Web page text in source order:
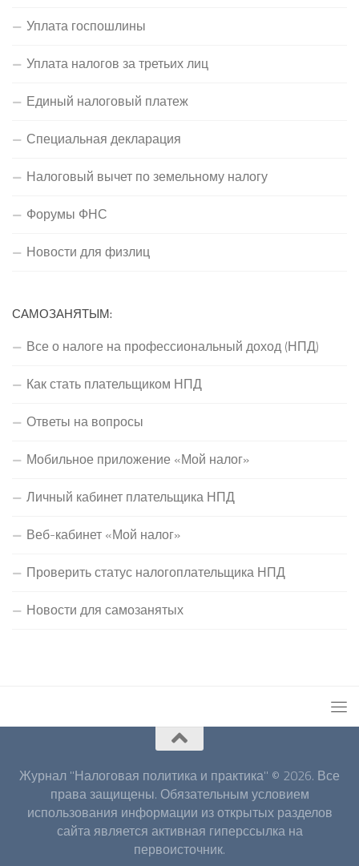
Уплата госпошлины
Уплата налогов за третьих лиц
Единый налоговый платеж
Специальная декларация
Налоговый вычет по земельному налогу
Форумы ФНС
Новости для физлиц
САМОЗАНЯТЫМ:
Все о налоге на профессиональный доход (НПД)
Как стать плательщиком НПД
Ответы на вопросы
Мобильное приложение «Мой налог»
Личный кабинет плательщика НПД
Веб-кабинет «Мой налог»
Проверить статус налогоплательщика НПД
Новости для самозанятых
Журнал "Налоговая политика и практика" © 2026. Все
права защищены. Обязательным условием
использования информации из открытых разделов
сайта является активная гиперссылка на
первоисточник.